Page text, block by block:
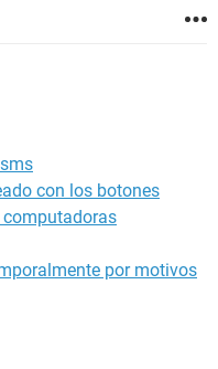
con los botones
por motivos